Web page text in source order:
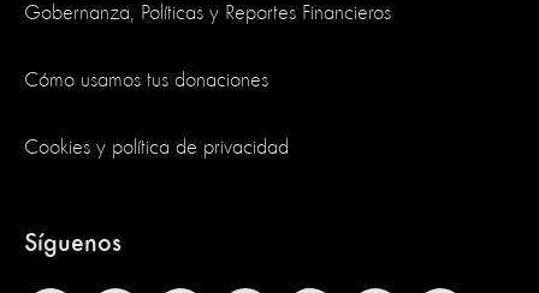
Gobernanza, Políticas y Reportes Financieros
Cómo usamos tus donaciones
Cookies y política de privacidad
Síguenos